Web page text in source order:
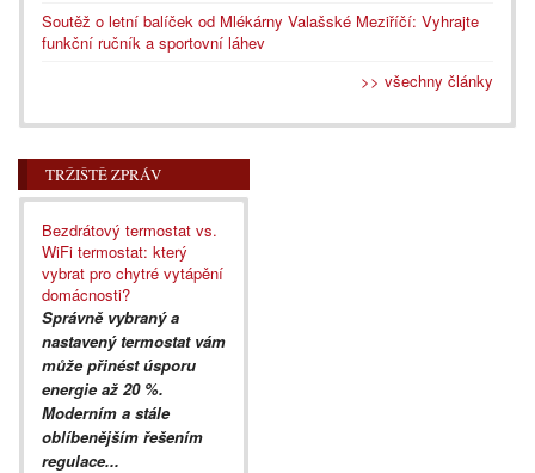
Soutěž o letní balíček od Mlékárny Valašské Meziříčí: Vyhrajte
funkční ručník a sportovní láhev
>> všechny články
TRŽIŠTĚ ZPRÁV
Bezdrátový termostat vs.
WiFi termostat: který
vybrat pro chytré vytápění
domácnosti?
Správně vybraný a
nastavený termostat vám
může přinést úsporu
energie až 20 %.
Moderním a stále
oblíbenějším řešením
regulace...